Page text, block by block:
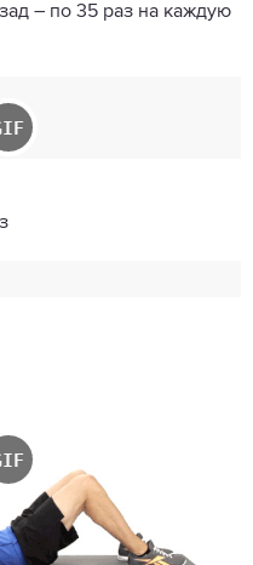
– по 35 раз на каждую